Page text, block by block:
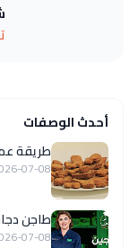
أحدث الوصفات
طريقة
07-08
طاجن
07-08